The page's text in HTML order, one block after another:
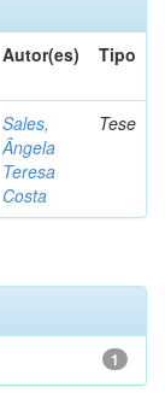
Autor(es) Tipo
Sales,
Ângela
Teresa
Costa
Tese
1